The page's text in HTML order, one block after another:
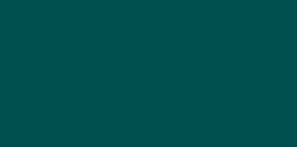
aby si vše na prodejních
stihli přichystat. Pokud